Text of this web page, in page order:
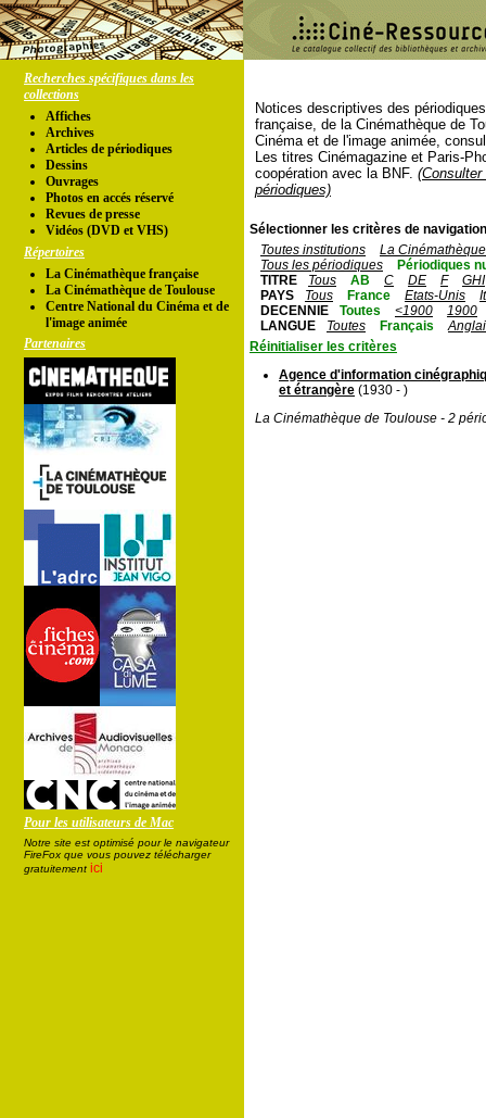
Recherches spécifiques dans les
collections
Affiches
Archives
Articles de périodiques
Dessins
Ouvrages
Photos en accés réservé
Revues de presse
Vidéos (DVD et VHS)
Répertoires
La Cinémathèque française
La Cinémathèque de Toulouse
Centre National du Cinéma et de
l'image animée
Partenaires
Pour les utilisateurs de Mac
Notre site est optimisé pour le navigateur
FireFox que vous pouvez télécharger
gratuitement ici
Notices descriptives des
française, de la Cinémathèque de
Cinéma et de l'image animée,
Les titres Cinémagazine et Paris-
coopération avec la BNF.
périodiques)
Sélectionner les critères de
Toutes institutions
La
Tous les périodiques
Périodiques
TITRE
Tous AB C DE F
GHI
PAYS
Tous France Etats-Unis
DECENNIE
Toutes <1900
1900
LANGUE
Toutes Français
Réinitialiser les critères
Agence d'information
et étrangère (1930 - )
La Cinémathèque de Toulouse - 2